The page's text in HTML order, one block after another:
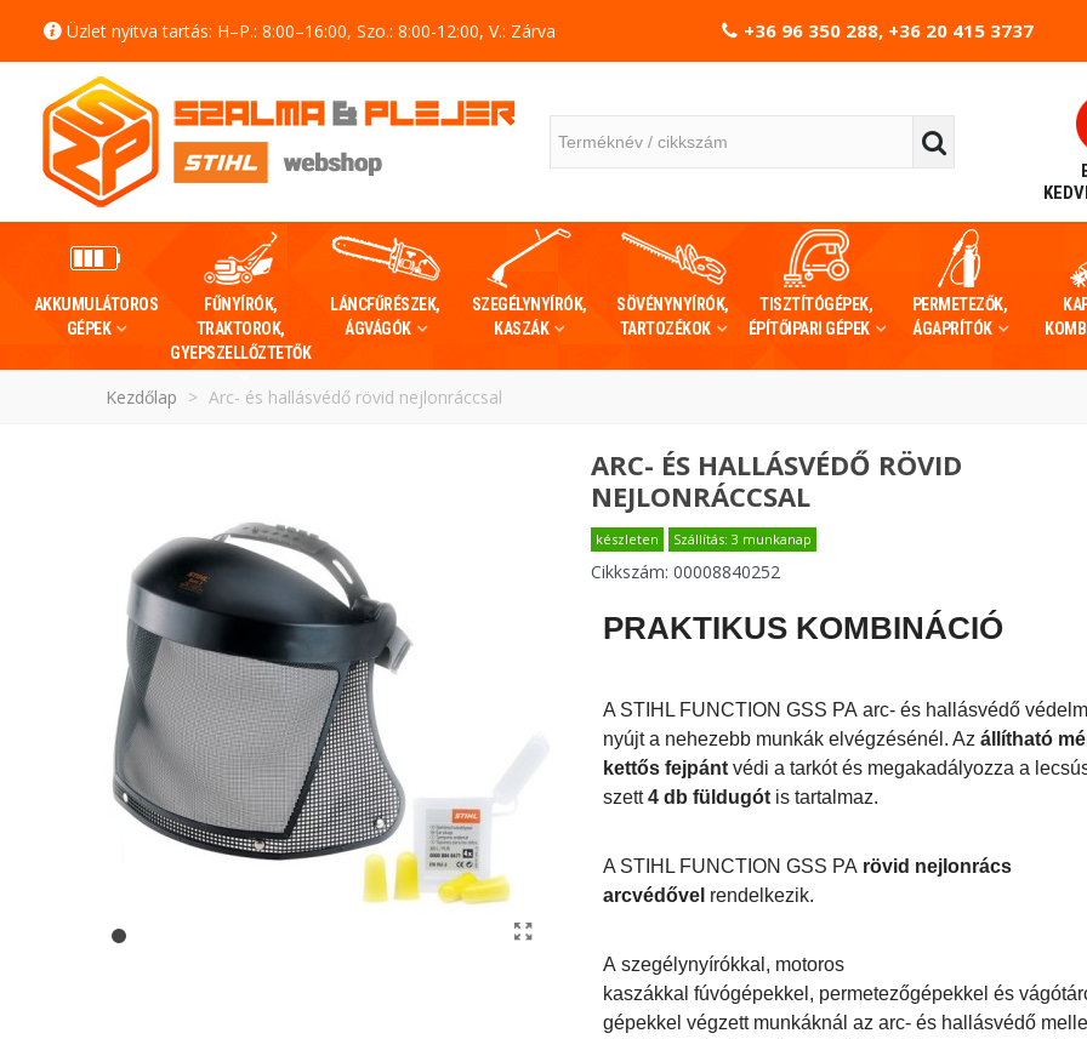
Üzlet nyitva tartás: H–P.: 8:00–16:00, Szo.: 8:00-12:00, V.: Zárva +36 96 350 288, +36 20 415 3737
AKKUMULÁTOROS
GÉPEK
FŰNYÍRÓK,
TRAKTOROK,
GYEPSZELLŐZTETŐK
LÁNCFŰRÉSZEK,
ÁGVÁGÓK
SZEGÉLYNYÍRÓK,
KASZÁK
SÖVÉNYNYÍRÓK,
TARTOZÉKOK
TISZTÍTÓGÉPEK,
ÉPÍTŐIPARI GÉPEK
PERMETEZŐK,
ÁGAPRÍTÓK
Kezdőlap > Arc- és hallásvédő rövid nejlonráccsal
ARC- ÉS HALLÁSVÉDŐ RÖVID
NEJLONRÁCCSAL
készleten Szállítás: 3 munkanap
Cikkszám: 00008840252
PRAKTIKUS KOMBINÁCIÓ
A STIHL FUNCTION GSS PA arc- és hallásvédő
nyújt a nehezebb munkák elvégzésénél. Az állítható
kettős fejpántvédi a tarkót és megakadályozza a
szett4 db füldugót is tartalmaz.
A STIHL FUNCTION GSS PA rövid nejlonrács
arcvédővel rendelkezik.
A szegélynyírókkal, motoros
kaszákkal fúvógépekkel , permetezőgépekkel és
gépekkel végzett munkáknál az arc- és hallásvédő